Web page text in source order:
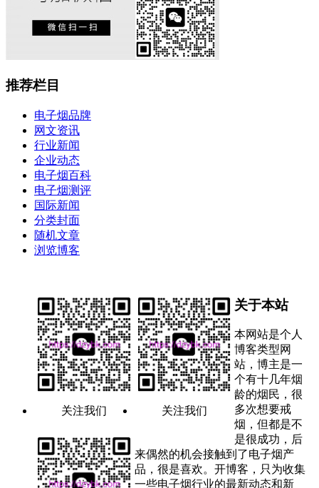
推荐栏目
电子烟品牌
网文资讯
行业新闻
企业动态
电子烟百科
电子烟测评
国际新闻
分类封面
随机文章
浏览博客
关注我们 关注我们
关于本站
本网站是个人
博客类型网
站，博主是一
个有十几年烟
龄的烟民，很
多次想要戒
烟，但都是不
是很成功，后
来偶然的机会接触到了电子烟产
品，很是喜欢。开博客，只为收集
一些电子烟行业的最新动态和新